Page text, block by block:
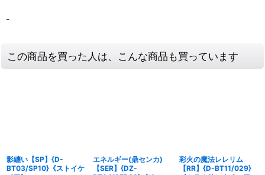
-
この商品を買った人は、こんな商品も買っています
影纏い【SP】{D-
BT03/SP10}《ストイケ
エネルギー(鼎センカ)
【SER】{DZ-
彩火の魔法レレリム
【RR】{D-BT11/029}